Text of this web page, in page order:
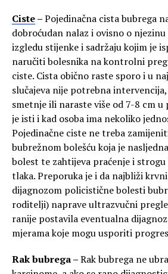
Ciste–Pojedinačna cista bubrega
dobroćudan nalaz i ovisno o
izgledu stijenke i sadržaju kojim je
naručiti bolesnika na kontrolni
ciste. Cista obično raste sporo i u
slučajeva nije potrebna
smetnje ili naraste više od 7-8 cm
je isti i kad osoba ima nekoliko
Pojedinačne ciste ne treba
bubrežnom bolešću koja je
bolest te zahtijeva praćenje i
tlaka. Preporuka je i da najbliži
dijagnozom policistične bolesti
roditelji) naprave ultrazvučni
ranije postavila eventualna
mjerama koje mogu usporiti
Rak bubrega –Rak bubrega ne